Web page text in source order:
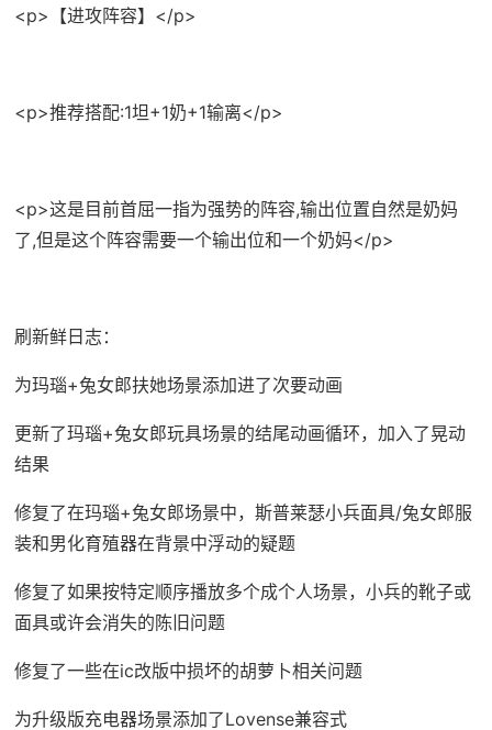
<p>【进攻阵容】</p>
<p>推荐搭配:1坦+1奶+1输离</p>
<p>这是目前首屈一指为强势的阵容,输出位置自然是奶妈
了,但是这个阵容需要一个输出位和一个奶妈</p>
刷新鲜日志：
为玛瑙+兔女郎扶她场景添加进了次要动画
更新了玛瑙+兔女郎玩具场景的结尾动画循环，加入了晃动
结果
修复了在玛瑙+兔女郎场景中，斯普莱瑟小兵面具/兔女郎服
装和男化育殖器在背景中浮动的疑题
修复了如果按特定顺序播放多个成个人场景，小兵的靴子或
面具或许会消失的陈旧问题
修复了一些在ic改版中损坏的胡萝卜相关问题
为升级版充电器场景添加了Lovense兼容式